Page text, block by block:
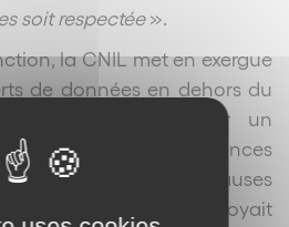
soit respectée».
la CNIL met en exergue
de données en dehors du
et non encadrés par un
répondant aux exigences
En effet, les clauses
en place prévoyait